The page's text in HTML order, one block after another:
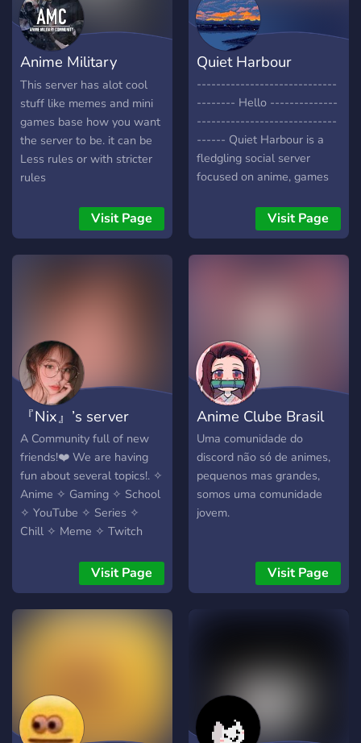
server também
Anime Military
Community (AMC)
This server has alot cool
stuff like memes and mini
games base how you want
the server to be. it can be
Less rules or with stricter
rules
Visit Page
Quiet Harbour
-----------------------------
-------- Hello --------------
-----------------------------
------ Quiet Harbour is a
fledgling social server
focused on anime, games
welcome here. We will try
to create a nice and
peaceful atmosphere,
- nice atmosphere - events
(from time to time) -
pleasant moderation -
music bots - bots for
games - NSFW channel for
the selected role (not
visible without the role, so
that it won't disturb)
Visit Page
『Nix』’s server
A Community full of new
friends!❤️ We are having
fun about several topics!. ✧
Anime ✧ Gaming ✧ School
✧ YouTube ✧ Series ✧
Chill ✧ Meme ✧ Twitch
Visit Page
Anime Clube Brasil
Uma comunidade do
discord não só de animes,
pequenos mas grandes,
somos uma comunidade
jovem.
Visit Page